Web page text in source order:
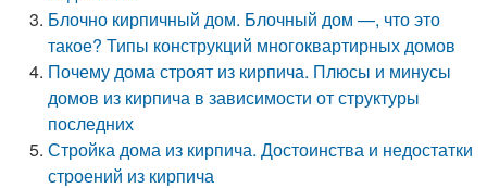
Блочно кирпичный дом. Блочный дом —, что это
такое? Типы конструкций многоквартирных домов
Почему дома строят из кирпича. Плюсы и минусы
домов из кирпича в зависимости от структуры
последних
Стройка дома из кирпича. Достоинства и недостатки
строений из кирпича